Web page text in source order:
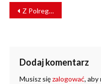
NAWIGACJA
WPISU
Z Polregio na festiwal „Siabrouskaja Biasieda”
Dodaj komentarz
Musisz sięzalogować, aby